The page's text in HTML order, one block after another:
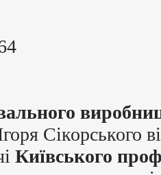
Сікорського
Київського